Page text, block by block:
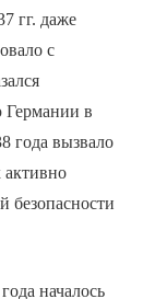
гг. даже
с
Германии в
года вызвало
безопасности
началось